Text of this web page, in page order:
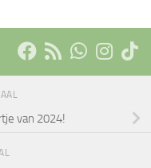
van 2024!